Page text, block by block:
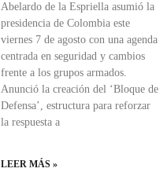
Abelardo de la Espriella asumió la
presidencia de Colombia este
viernes 7 de agosto con una agenda
centrada en seguridad y cambios
frente a los grupos armados.
Anunció la creación del ‘Bloque de
Defensa’, estructura para reforzar
la respuesta a
LEER MÁS »